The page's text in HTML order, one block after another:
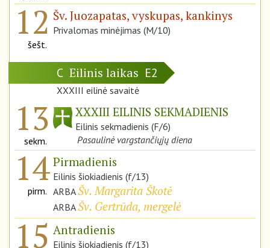
12
šešt.
Šv. Juozapatas, vyskupas, kankinys
Privalomas minėjimas (M/10)
C Eilinis laikas E2
XXXIII eilinė savaitė
13
sekm.
XXXIII EILINIS SEKMADIENIS
Eilinis sekmadienis (F/6)
Pasaulinė vargstančiųjų diena
14
pirm.
Pirmadienis
Eilinis šiokiadienis (f/13)
ARBAŠv. Margarita Škotė
ARBAŠv. Gertrūda, mergelė
15 Antradienis
Eilinis šiokiadienis (f/13)